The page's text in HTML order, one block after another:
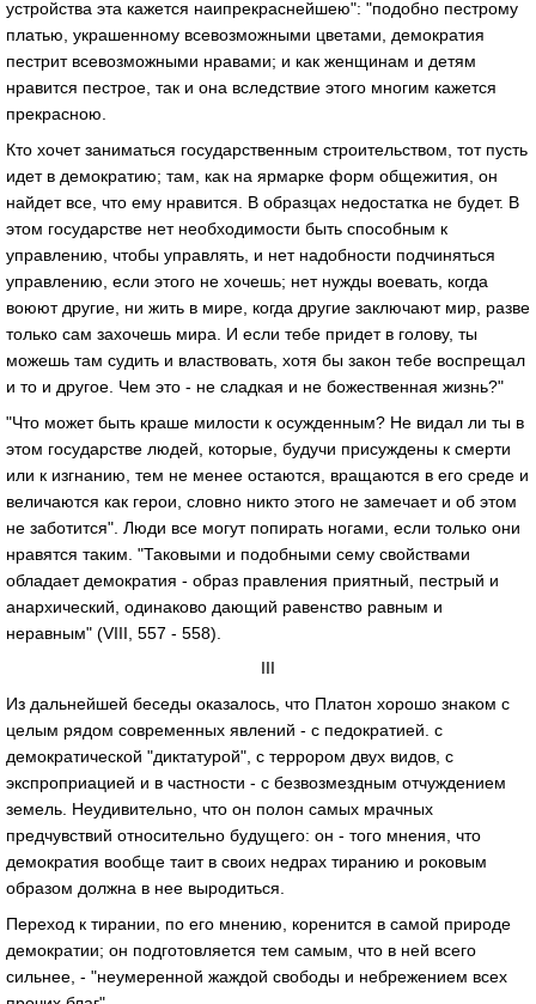
устройства эта кажется наипрекраснейшею": "подобно пестрому
платью, украшенному всевозможными цветами, демократия
пестрит всевозможными нравами; и как женщинам и детям
нравится пестрое, так и она вследствие этого многим кажется
прекрасною.
Кто хочет заниматься государственным строительством, тот пусть
идет в демократию; там, как на ярмарке форм общежития, он
найдет все, что ему нравится. В образцах недостатка не будет. В
этом государстве нет необходимости быть способным к
управлению, чтобы управлять, и нет надобности подчиняться
управлению, если этого не хочешь; нет нужды воевать, когда
воюют другие, ни жить в мире, когда другие заключают мир, разве
только сам захочешь мира. И если тебе придет в голову, ты
можешь там судить и властвовать, хотя бы закон тебе воспрещал
и то и другое. Чем это - не сладкая и не божественная жизнь?"
"Что может быть краше милости к осужденным? Не видал ли ты в
этом государстве людей, которые, будучи присуждены к смерти
или к изгнанию, тем не менее остаются, вращаются в его среде и
величаются как герои, словно никто этого не замечает и об этом
не заботится". Люди все могут попирать ногами, если только они
нравятся таким. "Таковыми и подобными сему свойствами
обладает демократия - образ правления приятный, пестрый и
анархический, одинаково дающий равенство равным и
неравным" (VIII, 557 - 558).
III
Из дальнейшей беседы оказалось, что Платон хорошо знаком с
целым рядом современных явлений - с педократией. с
демократической "диктатурой", с террором двух видов, с
экспроприацией и в частности - с безвозмездным отчуждением
земель. Неудивительно, что он полон самых мрачных
предчувствий относительно будущего: он - того мнения, что
демократия вообще таит в своих недрах тиранию и роковым
образом должна в нее выродиться.
Переход к тирании, по его мнению, коренится в самой природе
демократии; он подготовляется тем самым, что в ней всего
сильнее, - "неумеренной жаждой свободы и небрежением всех